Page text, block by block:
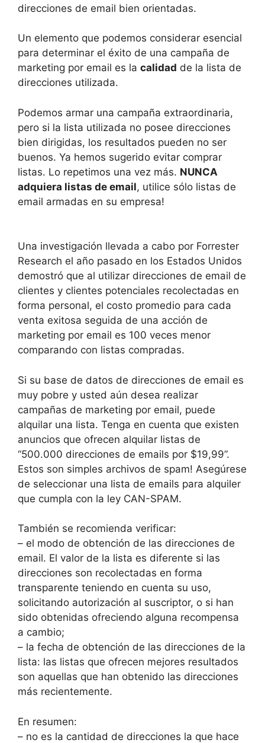
direcciones de email bien orientadas.
Un elemento que podemos considerar esencial
para determinar el éxito de una campaña de
marketing por email es la calidad de la lista de
direcciones utilizada.
Podemos armar una campaña extraordinaria,
pero si la lista utilizada no posee direcciones
bien dirigidas, los resultados pueden no ser
buenos. Ya hemos sugerido evitar comprar
listas. Lo repetimos una vez más. NUNCA
adquiera listas de email, utilice sólo listas de
email armadas en su empresa!
Una investigación llevada a cabo por Forrester
Research el año pasado en los Estados Unidos
demostró que al utilizar direcciones de email de
clientes y clientes potenciales recolectadas en
forma personal, el costo promedio para cada
venta exitosa seguida de una acción de
marketing por email es 100 veces menor
comparando con listas compradas.
Si su base de datos de direcciones de email es
muy pobre y usted aún desea realizar
campañas de marketing por email, puede
alquilar una lista. Tenga en cuenta que existen
anuncios que ofrecen alquilar listas de
“500.000 direcciones de emails por $19,99”.
Estos son simples archivos de spam! Asegúrese
de seleccionar una lista de emails para alquiler
que cumpla con la ley CAN-SPAM.
También se recomienda verificar:
– el modo de obtención de las direcciones de
email. El valor de la lista es diferente si las
direcciones son recolectadas en forma
transparente teniendo en cuenta su uso,
solicitando autorización al suscriptor, o si han
sido obtenidas ofreciendo alguna recompensa
a cambio;
– la fecha de obtención de las direcciones de la
lista: las listas que ofrecen mejores resultados
son aquellas que han obtenido las direcciones
más recientemente.
En resumen:
– no es la cantidad de direcciones la que hace